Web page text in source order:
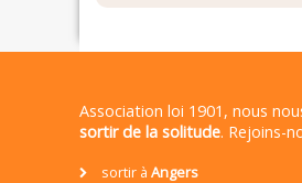
Association loi 1901, nous
sortir de la solitude. Rejoins-
sortir à Angers